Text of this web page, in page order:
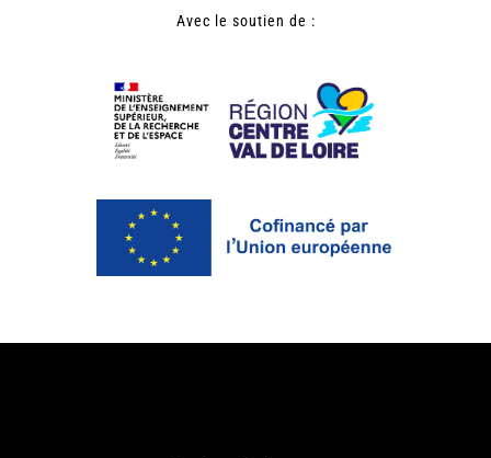
Avec le soutien de :